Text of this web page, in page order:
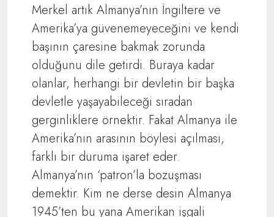
Merkel artık Almanya’nın İngiltere ve
Amerika’ya güvenemeyeceğini ve kendi
başının çaresine bakmak zorunda
olduğunu dile getirdi. Buraya kadar
olanlar, herhangi bir devletin bir başka
devletle yaşayabileceği sıradan
gerginliklere örnektir. Fakat Almanya ile
Amerika’nın arasının böylesi açılması,
farklı bir duruma işaret eder.
Almanya’nın ‘patron’la bozuşması
demektir. Kim ne derse desin Almanya
1945’ten bu yana Amerikan işgali